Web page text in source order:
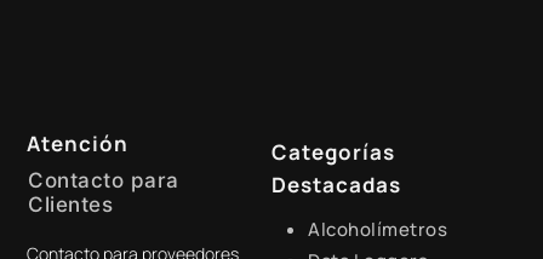
Atención
Contacto para
Clientes
Contacto para proveedores
Categorías
Destacadas
Alcoholímetros